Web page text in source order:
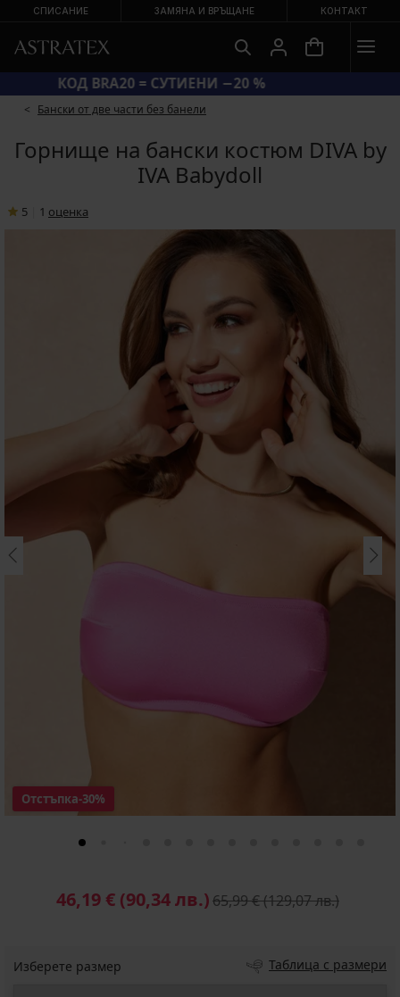
СПИСАНИЕ ЗАМЯНА И ВРЪЩАНЕ КОНТАКТ
КОД BRA20 = СУТИЕНИ −20 %
Бански от две части без банели
Горнище на бански костюм DIVA by
IVA Babydoll
5 1 oценка
Отстъпка-30%
46,19 € (90,34 лв.)65,99 €(129,07 лв.)
Изберете размер Таблица с размери